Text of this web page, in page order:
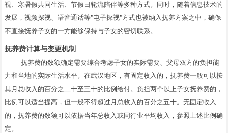
视、寒暑假共同生活、节假日轮流陪伴等多种方式。同时，随着信息技术的
发展，视频探视、语音通话等"电子探视"方式也被纳入抚养方案之中，确保
不直接抚养子女的一方能够保持与子女的密切联系。
抚养费计算与变更机制
抚养费的数额确定需要综合考虑子女的实际需要、父母双方的负担能
力和当地的实际生活水平。在武汉地区，有固定收入的，抚养费一般可以按
其月总收入的百分之二十至三十的比例给付。负担两个以上子女抚养费的，
比例可以适当提高，但一般不得超过月总收入的百分之五十。无固定收入
的，抚养费的数额可以依据当年总收入或同行业平均收入，参照上述比例确
定。